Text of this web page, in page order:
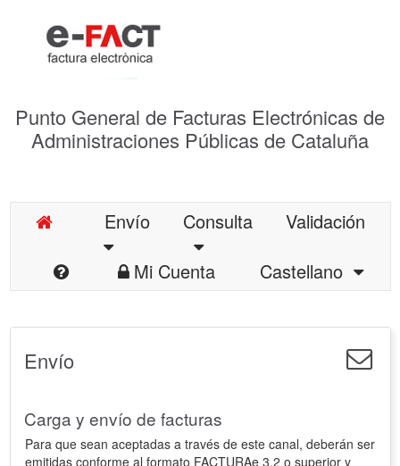
Punto General de Facturas Electrónicas de
Administraciones Públicas de Cataluña
Envío Consulta
Validación
Mi Cuenta
Castellano
Envío
Carga y envío de facturas
Para que sean aceptadas a través de este canal, deberán ser
emitidas conforme al formato FACTURAe 3.2 o superior y